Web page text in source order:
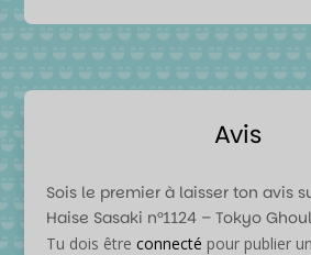
Avis
Sois le premier à laisser ton avis
Haise Sasaki n°1124 – Tokyo Ghoul
Tu dois être connecté pour publier